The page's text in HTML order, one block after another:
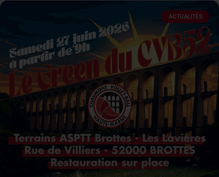
ACTUALITÉS